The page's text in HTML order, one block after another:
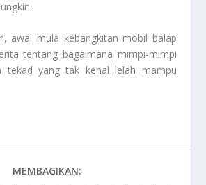
awal mula kebangkitan mobil balap
tentang bagaimana mimpi-mimpi
tekad yang tak kenal lelah mampu
MEMBAGIKAN: